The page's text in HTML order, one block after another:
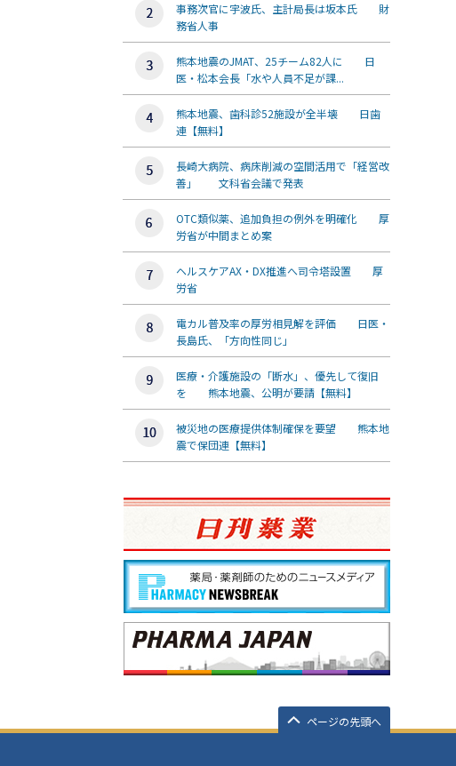
事務次官に宇波氏、主計局長は坂本氏 財
務省人事
熊本地震のJMAT、25チーム82人に 日
医・松本会長「水や人員不足が課...
熊本地震、歯科診52施設が全半壊 日歯
連【無料】
長崎大病院、病床削減の空間活用で「経営改
善」 文科省会議で発表
OTC類似薬、追加負担の例外を明確化 厚
労省が中間まとめ案
ヘルスケアAX・DX推進へ司令塔設置 厚
労省
電カル普及率の厚労相見解を評価 日医・
長島氏、「方向性同じ」
医療・介護施設の「断水」、優先して復旧
を 熊本地震、公明が要請【無料】
被災地の医療提供体制確保を要望 熊本地
震で保団連【無料】
ページの先頭へ